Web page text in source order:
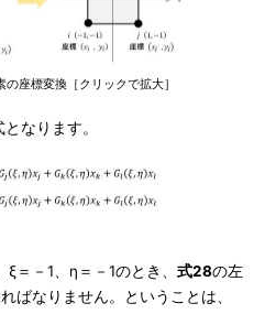
座標変換［クリックで拡大］
なります。
＝－1、η＝－1のとき、 式28の左
ばなりません。ということは、